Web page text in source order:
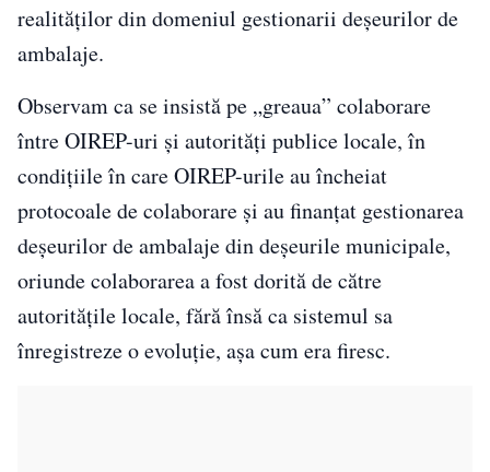
realităților din domeniul gestionarii deșeurilor de
ambalaje.
Observam ca se insistă pe „greaua” colaborare
între OIREP-uri și autorități publice locale, în
condițiile în care OIREP-urile au încheiat
protocoale de colaborare și au finanțat gestionarea
deșeurilor de ambalaje din deșeurile municipale,
oriunde colaborarea a fost dorită de către
autoritățile locale, fără însă ca sistemul sa
înregistreze o evoluție, așa cum era firesc.